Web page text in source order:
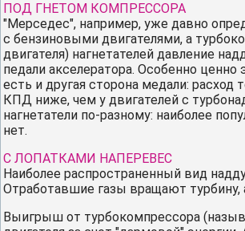
ПОД ГНЕТОМ КОМПРЕССОРА
"Мерседес", например, уже давно
с бензиновыми двигателями, а
двигателя) нагнетателей давление
педали акселератора. Особенно
есть и другая сторона медали:
КПД ниже, чем у двигателей с
нагнетатели по-разному: наиболее
нет.
С ЛОПАТКАМИ НАПЕРЕВЕС
Наиболее распространенный вид
Отработавшие газы вращают
Выигрыш от турбокомпрессора